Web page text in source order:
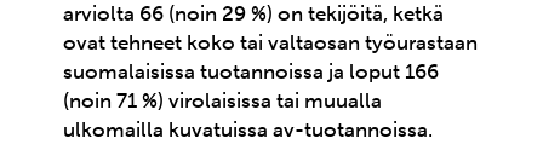
arviolta 66 (noin 29 %) on tekijöitä, ketkä
ovat tehneet koko tai valtaosan työurastaan
suomalaisissa tuotannoissa ja loput 166
(noin 71 %) virolaisissa tai muualla
ulkomailla kuvatuissa av-tuotannoissa.